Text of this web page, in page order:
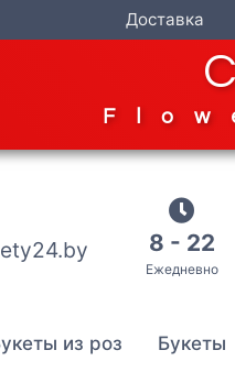
Доставка
8 - 22
Ежедневно
из роз Букеты